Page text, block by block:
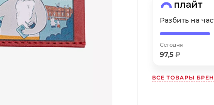
Разбить на
Сегодня
97,5₽
ВСЕ ТОВАРЫ
Получайте товар выбранный способом
списываться